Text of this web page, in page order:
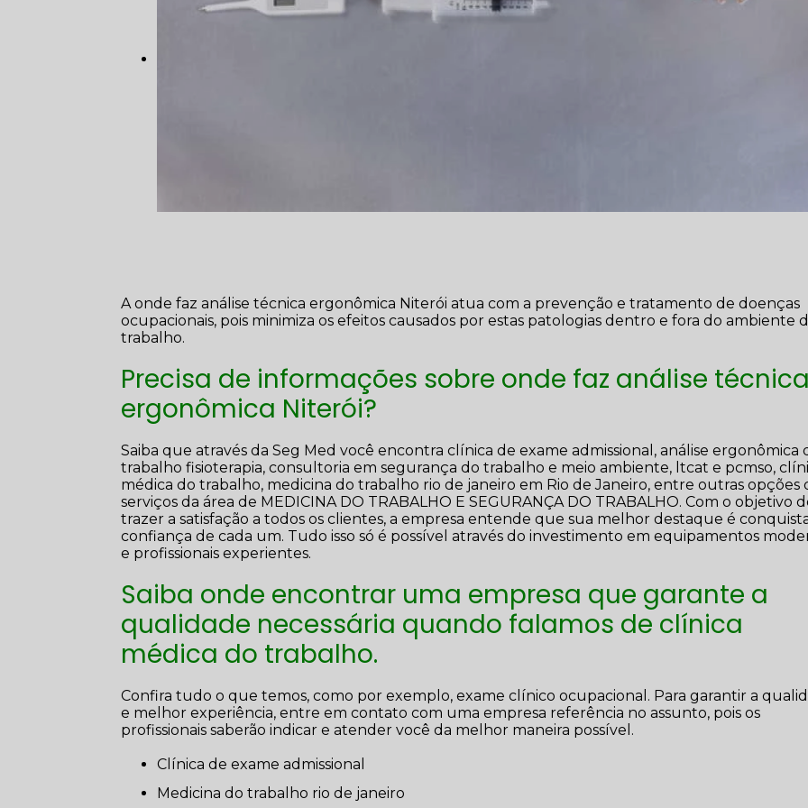
A onde faz análise técnica ergonômica Niterói atua com a prevenção e tratamento de doenças
ocupacionais, pois minimiza os efeitos causados por estas patologias dentro e fora do ambiente
trabalho.
Precisa de informações sobre onde faz análise
ergonômica Niterói?
Saiba que através da Seg Med você encontra clínica de exame admissional, análise ergonômica
trabalho fisioterapia, consultoria em segurança do trabalho e meio ambiente, ltcat e pcmso,
médica do trabalho, medicina do trabalho rio de janeiro em Rio de Janeiro, entre outras opções
serviços da área de MEDICINA DO TRABALHO E SEGURANÇA DO TRABALHO. Com o objetivo
trazer a satisfação a todos os clientes, a empresa entende que sua melhor destaque é
confiança de cada um. Tudo isso só é possível através do investimento em equipamentos
e profissionais experientes.
Saiba onde encontrar uma empresa que garante a
qualidade necessária quando falamos de clínica
médica do trabalho.
Confira tudo o que temos, como por exemplo, exame clínico ocupacional. Para garantir a
e melhor experiência, entre em contato com uma empresa referência no assunto, pois os
profissionais saberão indicar e atender você da melhor maneira possível.
clínica de exame admissional
medicina do trabalho rio de janeiro